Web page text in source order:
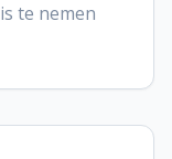
te nemen